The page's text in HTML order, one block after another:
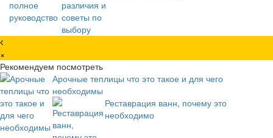
×
Рекомендуем посмотреть
Арочные теплицы что это такое и для чего
необходимы
Реставрация ванн, почему это
необходимо